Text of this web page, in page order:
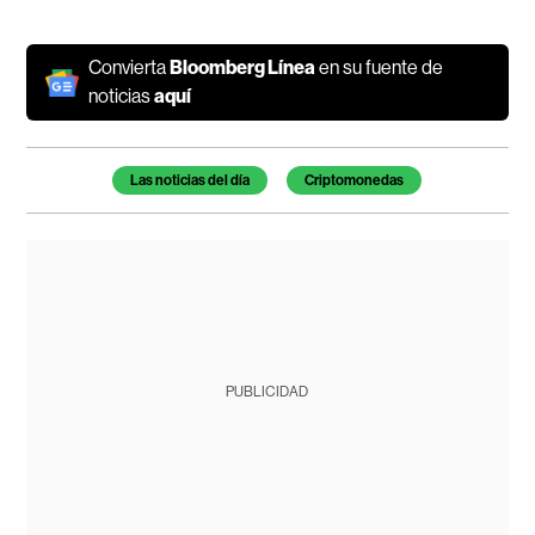
Convierta Bloomberg Líneaen su fuente de
noticiasaquí
Temas de este artículo
Las noticias del día Criptomonedas
PUBLICIDAD